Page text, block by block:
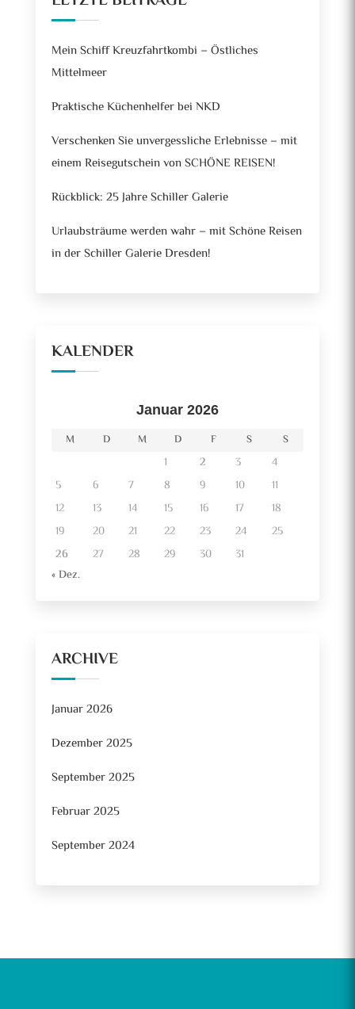
Mein Schiff Kreuzfahrtkombi – Östliches
Mittelmeer
Praktische Küchenhelfer bei NKD
Verschenken Sie unvergessliche Erlebnisse – mit
einem Reisegutschein von SCHÖNE REISEN!
Rückblick: 25 Jahre Schiller Galerie
Urlaubsträume werden wahr – mit Schöne Reisen
in der Schiller Galerie Dresden!
KALENDER
Januar 2026
M
D M D F S S
1 2 3
4
5
6 7 8 9 10
11
12
13 14 15 16 17
18
19
20 21 22 23 24
25
26
27 28 29 30
31
« Dez.
ARCHIVE
Januar 2026
Dezember 2025
September 2025
Februar 2025
September 2024